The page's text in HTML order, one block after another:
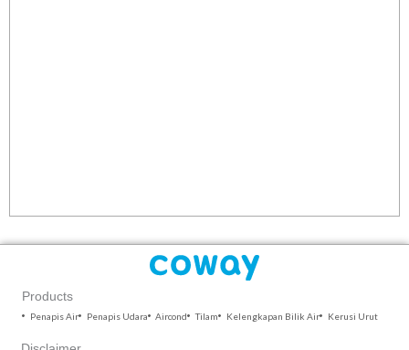
Products
Penapis Air Penapis Udara Aircond Tilam Kelengkapan Bilik Air Kerusi Urut